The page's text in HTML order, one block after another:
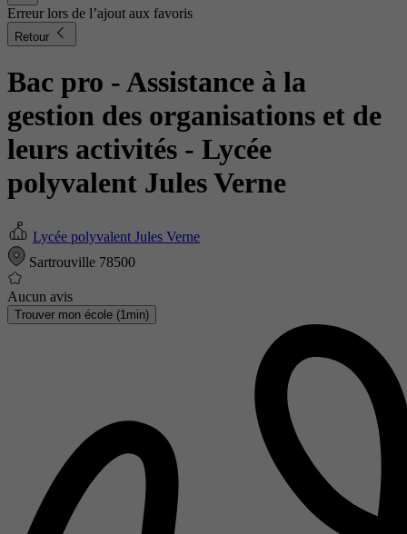
Erreur lors de l’ajout aux favoris
Retour
Bac pro - Assistance à la
gestion des organisations et de
leurs activités - Lycée
polyvalent Jules Verne
Lycée polyvalent Jules Verne
Sartrouville 78500
Aucun avis
Trouver mon école (1min)